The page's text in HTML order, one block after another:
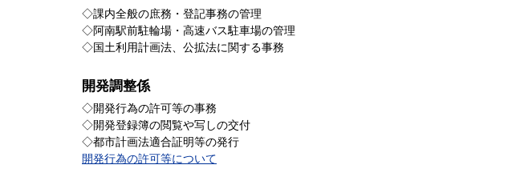
◇課内全般の庶務・登記事務の管理
◇阿南駅前駐輪場・高速バス駐車場の管理
◇国土利用計画法、公拡法に関する事務
開発調整係
◇開発行為の許可等の事務
◇開発登録簿の閲覧や写しの交付
◇都市計画法適合証明等の発行
開発行為の許可等について